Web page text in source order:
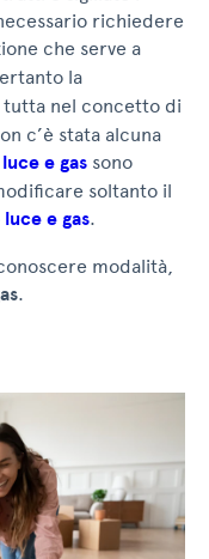
richiedere
che serve a
la
tutta nel concetto di
c’è stata alcuna
e gas sono
soltanto il
e gas.
modalità,
.